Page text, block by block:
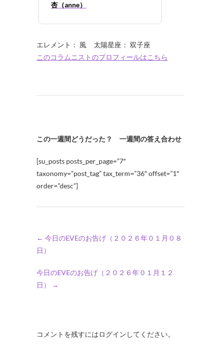
杏（anne）
エレメント： 風 太陽星座： 双子座
このコラムニストのプロフィールはこちら
この一週間どうだった？ 一週間の答え合わせ
[su_posts posts_per_page=”7″
taxonomy=”post_tag” tax_term=”36″ offset=”1″
order=”desc”]
← 今日のEVEのお告げ（２０２６年０１月０８
日）
今日のEVEのお告げ（２０２６年０１月１２
日）
→
コメントを残すにはログインしてください。